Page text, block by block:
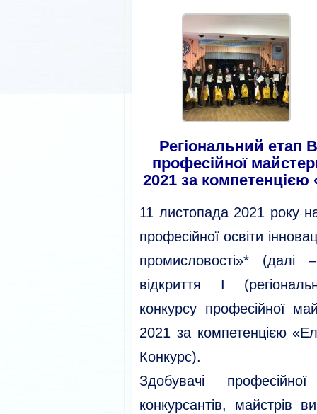
Регіональний етап
професійної
2021 за
11 листопада 2021 року
професійної освіти
промисловості»* (далі
відкриття I
конкурсу професійної
2021 за компетенцією
Конкурс).
Здобувачі
конкурсантів, майстрів